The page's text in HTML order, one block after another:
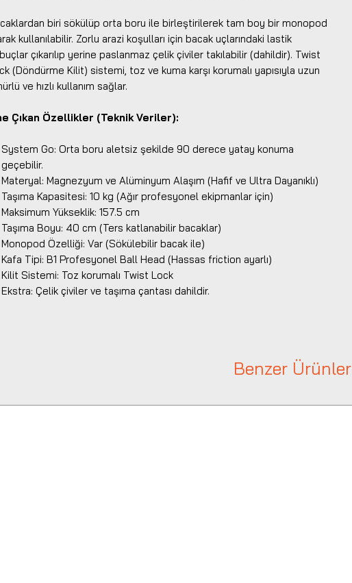
biri sökülüp orta boru ile birleştirilerek tam boy bir monopod
kullanılabilir. Zorlu arazi koşulları için bacak uçlarındaki lastik
çıkarılıp yerine paslanmaz çelik çiviler takılabilir (dahildir). Twist
(Döndürme Kilit) sistemi, toz ve kuma karşı korumalı yapısıyla uzun
ve hızlı kullanım sağlar.
Çıkan Özellikler (Teknik Veriler):
System Go: Orta boru aletsiz şekilde 90 derece yatay konuma
geçebilir.
Materyal: Magnezyum ve Alüminyum Alaşım (Hafif ve Ultra Dayanıklı)
Taşıma Kapasitesi: 10 kg (Ağır profesyonel ekipmanlar için)
Maksimum Yükseklik: 157.5 cm
Taşıma Boyu: 40 cm (Ters katlanabilir bacaklar)
Monopod Özelliği: Var (Sökülebilir bacak ile)
Kafa Tipi: B1 Profesyonel Ball Head (Hassas friction ayarlı)
Kilit Sistemi: Toz korumalı Twist Lock
Ekstra: Çelik çiviler ve taşıma çantası dahildir.
Benzer Ürünler